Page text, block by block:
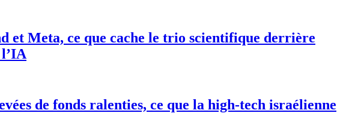
et Meta, ce que cache le trio scientifique derrière
de fonds ralenties, ce que la high-tech israélienne